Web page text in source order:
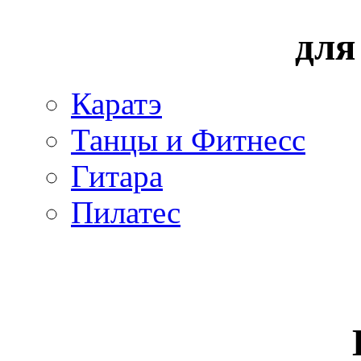
Каратэ
Танцы и Фитнесс
Гитара
Пилатес